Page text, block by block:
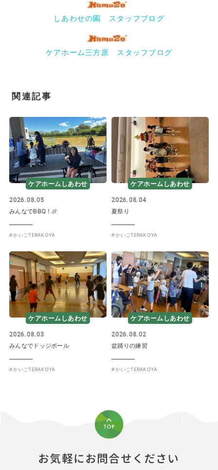
しあわせの園 スタッフブログ
ケアホーム三方原 スタッフブログ
関連記事
ケアホームしあわせ
2026.08.05
みんなでBBQ！🍖
かいごTERAKOYA
ケアホームしあわせ
2026.08.04
夏祭り
かいごTERAKOYA
ケアホームしあわせ
2026.08.03
みんなでドッジボール
かいごTERAKOYA
ケアホームしあわせ
2026.08.02
盆踊りの練習
かいごTERAKOYA
お気軽にお問合せください